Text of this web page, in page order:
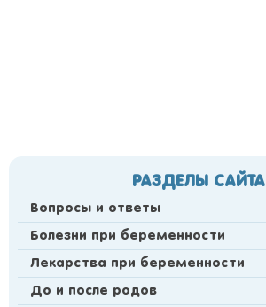
РАЗДЕЛЫ САЙТА
Вопросы и ответы
Болезни при беременности
Лекарства при беременности
До и после родов